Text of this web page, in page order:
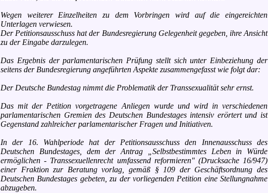
Wegen weiterer Einzelheiten zu dem Vorbringen wird auf die eingereichten
Unterlagen verwiesen.
Der Petitionsausschuss hat der Bundesregierung Gelegenheit gegeben, ihre Ansicht
zu der Eingabe darzulegen.
Das Ergebnis der parlamentarischen Prüfung stellt sich unter Einbeziehung der
seitens der Bundesregierung angeführten Aspekte zusammengefasst wie folgt dar:
Der Deutsche Bundestag nimmt die Problematik der Transsexualität sehr ernst.
Das mit der Petition vorgetragene Anliegen wurde und wird in verschiedenen
parlamentarischen Gremien des Deutschen Bundestages intensiv erörtert und ist
Gegenstand zahlreicher parlamentarischer Fragen und Initiativen.
In der 16. Wahlperiode hat der Petitionsausschuss den Innenausschuss des
Deutschen Bundestages, dem der Antrag „Selbstbestimmtes Leben in Würde
ermöglichen - Transsexuellenrecht umfassend reformieren" (Drucksache 16/947)
einer Fraktion zur Beratung vorlag, gemäß § 109 der Geschäftsordnung des
Deutschen Bundestages gebeten, zu der vorliegenden Petition eine Stellungnahme
abzugeben.